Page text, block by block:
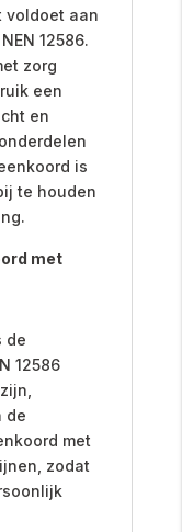
voldoet aan
12586.
zorg
een
en
is
te houden
met
de
12586
de
met
zodat